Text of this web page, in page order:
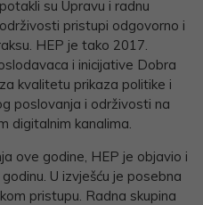
su Upravu i radnu
pristupi odgovorno i
HEP je tako 2017.
i inicijative Dobra
kvalitetu prikaza politike i
poslovanja i održivosti na
digitalnim kanalima.
ove godine, HEP je objavio i
U izvješću je posebna
pristupu. Radna skupina